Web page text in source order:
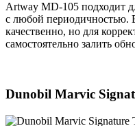
Artway MD-105 подходит
с любой периодичностью.
качественно, но для
самостоятельно залить
Dunobil Marvic